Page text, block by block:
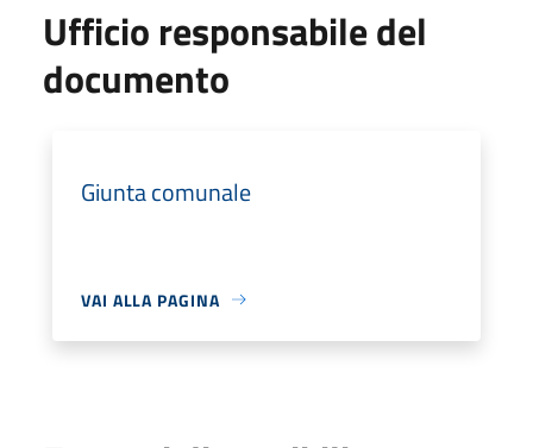
Ufficio responsabile del
documento
Giunta comunale
VAI ALLA PAGINA